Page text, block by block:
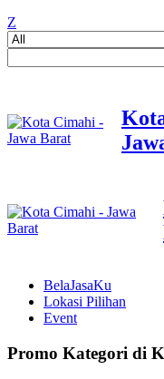
Z
BelaJasaKu
Lokasi Pilihan
Event
Promo Kategori di